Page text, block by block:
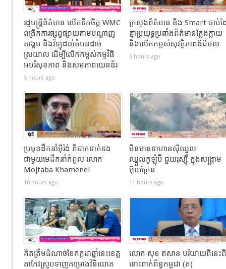
រដ្ឋមន្ត្រីព័ត៌មាន លើកទឹកចិត្ត WMC
ពង្រីកការផ្សព្វផ្សាយតាមបណ្តាញ
សង្គម និងវិទ្យុដល់តំបន់ដាច់
ស្រយាល ដើម្បីលើកកម្ពស់កម្មវិធី
អប់រំសុខភាព និងសមភាពយេនឌ័រ
5 hours ago
ក្រសួងព័ត៌មាន និង Smart ចាប់ដ
គ្នាប្រយុទ្ធប្រឆាំងព័ត៌មានក្លែងក្លាយ
និងលើកកម្ពស់សុវត្ថិភាពឌីជីថល
6 hours ago
ប្រមុខដឹកនាំអ៊ីរ៉ង់ ពិបាកទាក់ទង
ជាមួយមេដឹកនាំកំពូល លោក
Mojtaba Khamenei
10 hours ago
មិនមានទាហានស៊ីឈ្នួល
ឈ្នួលកូឡុំប៊ី ជួយរុស្ស៊ី ក្នុងសង្រ្គាម
អ៊ុយក្រែន
11 hours ago
គិតត្រឹមដំណាច់ខែកក្កដាឆ្នាំនេះខេត្ត
តាកែវស្រូបទាញគម្រោងវិនិយោគ
លោក សុខ ឥសាន បរិយាយពីនេះពី
នោះពាក់ព័ន្ធកម្ពុជា (ត)